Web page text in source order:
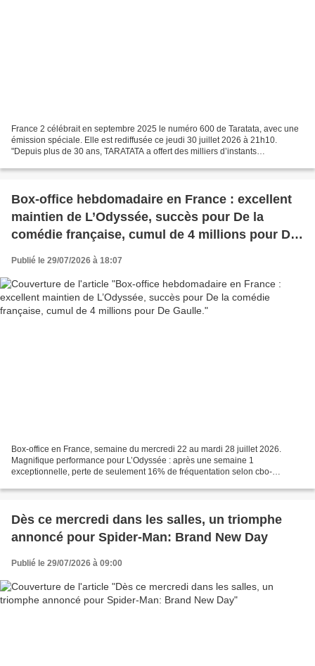
France 2 célébrait en septembre 2025 le numéro 600 de Taratata, avec une
émission spéciale. Elle est rediffusée ce jeudi 30 juillet 2026 à 21h10.
"Depuis plus de 30 ans, TARATATA a offert des milliers d’instants
Box-office hebdomadaire en France : excellent
maintien de L’Odyssée, succès pour De la
comédie française, cumul de 4 millions pour De
Gaulle.
Publié le 29/07/2026 à 18:07
Box-office en France, semaine du mercredi 22 au mardi 28 juillet 2026.
Magnifique performance pour L’Odyssée : après une semaine 1
exceptionnelle, perte de seulement 16% de fréquentation selon cbo-
Dès ce mercredi dans les salles, un triomphe
annoncé pour Spider-Man: Brand New Day
Publié le 29/07/2026 à 09:00